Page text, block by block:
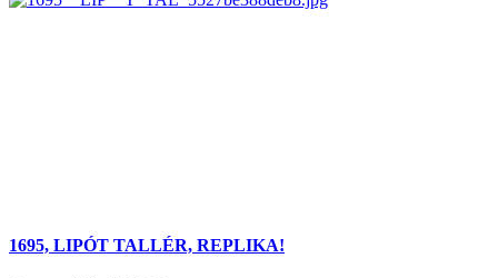
1695, LIPÓT TALLÉR, REPLIKA!